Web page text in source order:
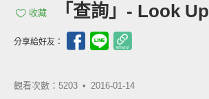
收藏 「查詢」- Look Up
分享給好友：
觀看次數：5203 • 2016-01-14